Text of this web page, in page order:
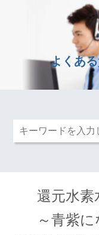
よくあ
還元水
～青紫